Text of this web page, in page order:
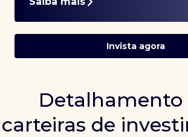
Invista agora
Detalhamento
carteiras de